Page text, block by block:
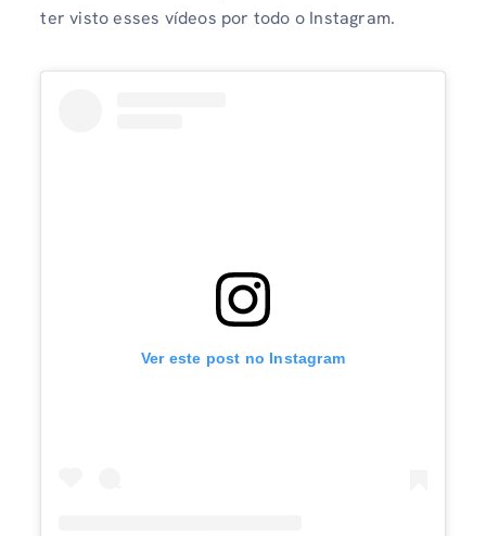
ter visto esses vídeos por todo o Instagram.
Ver este post no Instagram